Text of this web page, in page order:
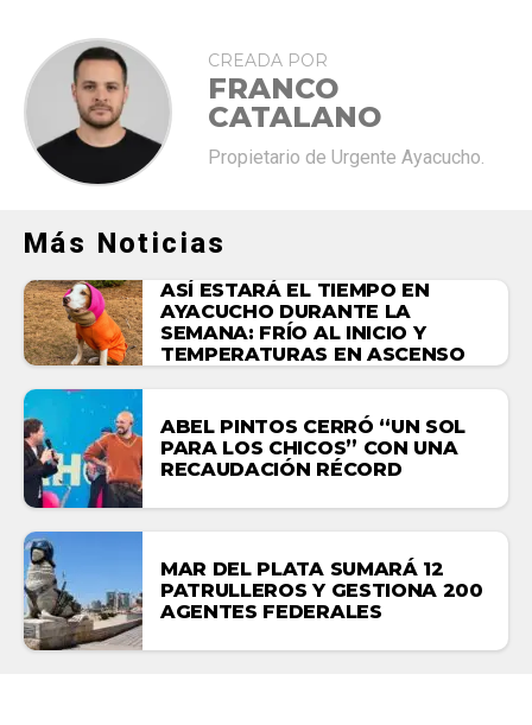
CREADA POR
FRANCO
CATALANO
Propietario de Urgente Ayacucho.
Más Noticias
ASÍ ESTARÁ EL TIEMPO EN
AYACUCHO DURANTE LA
SEMANA: FRÍO AL INICIO Y
TEMPERATURAS EN ASCENSO
ABEL PINTOS CERRÓ “UN SOL
PARA LOS CHICOS” CON UNA
RECAUDACIÓN RÉCORD
MAR DEL PLATA SUMARÁ 12
PATRULLEROS Y GESTIONA 200
AGENTES FEDERALES